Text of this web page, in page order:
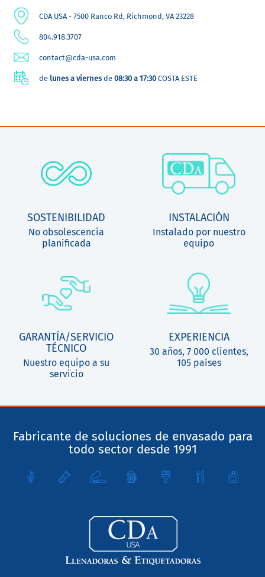
CDA USA - 7500 Ranco Rd, Richmond, VA 23228
804.918.3707
contact@cda-usa.com
de lunes a viernes de 08:30 a 17:30 COSTA ESTE
SOSTENIBILIDAD
No obsolescencia
planificada
INSTALACIÓN
Instalado por nuestro
equipo
GARANTÍA/SERVICIO
TÉCNICO
Nuestro equipo a su
servicio
EXPERIENCIA
30 años, 7 000 clientes,
105 países
Fabricante de soluciones de envasado para
todo sector desde 1991